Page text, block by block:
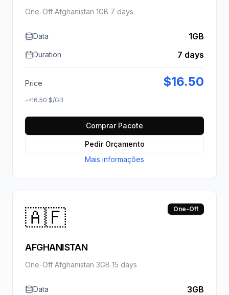
One-Off Afghanistan 1GB 7 days
Data 1GB
Duration 7 days
Price $16.50
16.50 $/GB
Comprar Pacote
Pedir Orçamento
Mais informações
🇦🇫 One-Off
AFGHANISTAN
One-Off Afghanistan 3GB 15 days
Data 3GB